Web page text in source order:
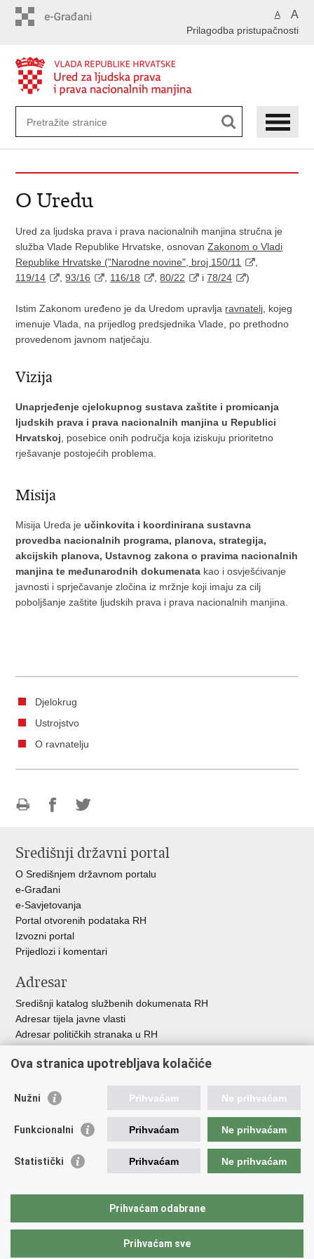
A A
Prilagodba pristupačnosti
O Uredu
Ured za ljudska prava i prava nacionalnih manjina stručna je
služba Vlade Republike Hrvatske, osnovanZakonom o Vladi
Republike Hrvatske ("Narodne novine", broj 150/11
119/14
,93/16 116/18 ,80/22 i78/24 )
Istim Zakonom uređeno je da Uredom upravlja ravnatelj , kojeg
imenuje Vlada, na prijedlog predsjednika Vlade, po prethodno
provedenom javnom natječaju.
Vizija
Unaprjeđenje cjelokupnog sustava zaštite i promicanja
ljudskih prava i prava nacionalnih manjina u Republici
Hrvatskoj , posebice onih područja koja iziskuju prioritetno
rješavanje postojećih problema.
Misija
Misija Ureda jeučinkovita i koordinirana sustavna
provedba nacionalnih programa, planova, strategija,
akcijskih planova, Ustavnog zakona o pravima nacionalnih
manjina te međunarodnih dokumenata kao i osvješćivanje
javnosti i sprječavanje zločina iz mržnje koji imaju za cilj
poboljšanje zaštite ljudskih prava i prava nacionalnih manjina.
Djelokrug
Ustrojstvo
O ravnatelju
FacebookuTwitteru
Središnji državni portal
O Središnjem državnom portalu
e-Građani
e-Savjetovanja
Portal otvorenih podataka RH
Izvozni portal
Prijedlozi i komentari
Adresar
Središnji katalog službenih dokumenata RH
Adresar tijela javne vlasti
Adresar političkih stranaka u RH
Besplatni telefoni javne uprave
Važne poveznice
Vlada Republike Hrvatske
Savjet za nacionalne manjine
Okvirna konvencija za zaštitu nacionalnih manjina
Ured zastupnika RH pred Eur.sudom za ljudska prava
Ova stranica upotrebljava kolačiće
Nužni Prihvaćam Ne prihvaćam
Funkcionalni Prihvaćam Ne prihvaćam
Statistički Prihvaćam Ne prihvaćam
Prihvaćam odabrane
Prihvaćam sve